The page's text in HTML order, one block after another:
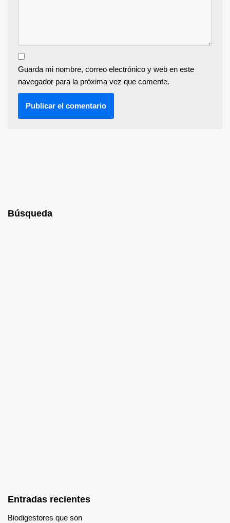
Guarda mi nombre, correo electrónico y web en este
navegador para la próxima vez que comente.
Búsqueda
Entradas recientes
Biodigestores que son